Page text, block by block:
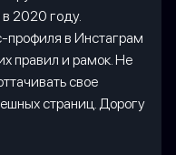
2020 году.
профиля в Инстаграм
правил и рамок. Не
свое
страниц. Дорогу